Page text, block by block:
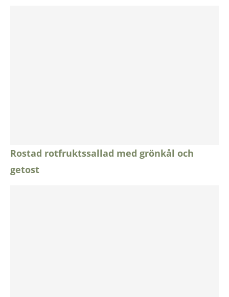
Rostad rotfruktssallad med grönkål och
getost